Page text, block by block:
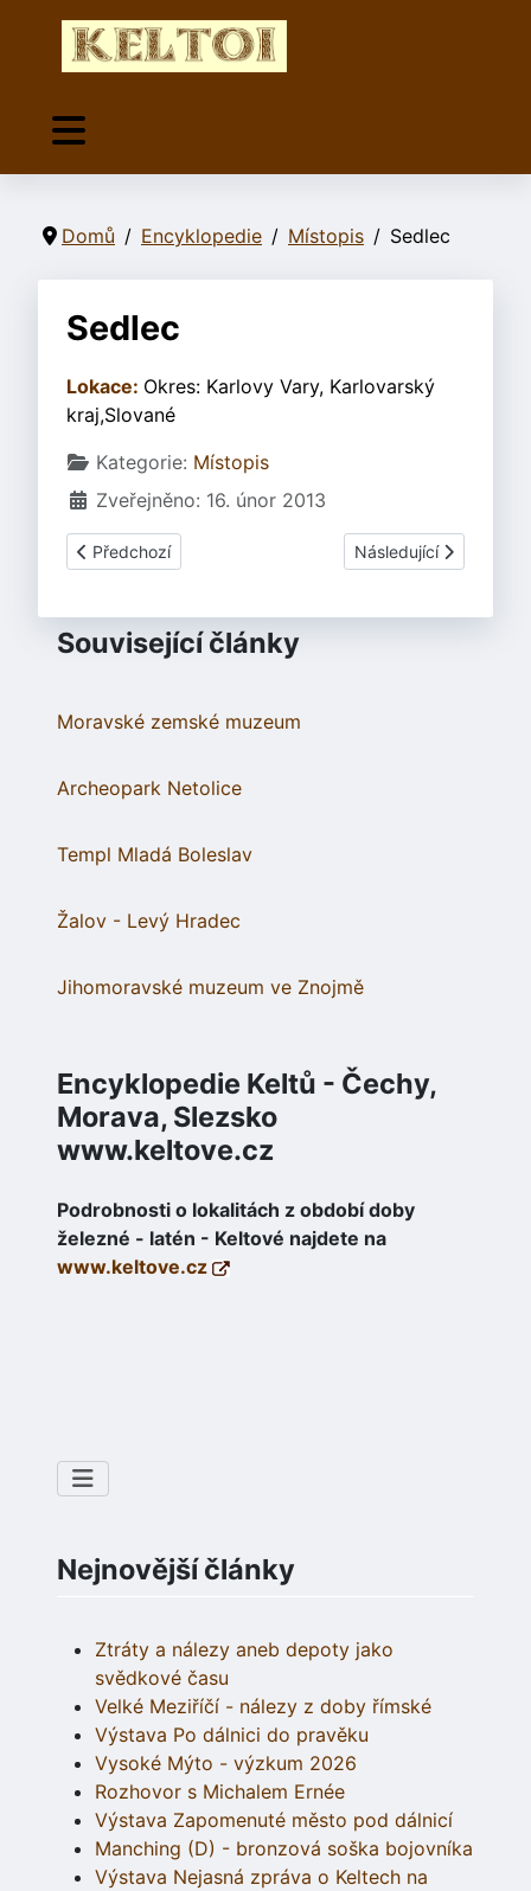
Domů Encyklopedie Místopis Sedlec
Sedlec
Lokace: Okres: Karlovy Vary, Karlovarský
kraj,Slované
Základní údaje
Kategorie: Místopis
Zveřejněno: 16. únor 2013
Předchozí článek: Sedlec
Předchozí Další článek: Sedlec
Následující
Související články
Moravské zemské muzeum
Archeopark Netolice
Templ Mladá Boleslav
Žalov - Levý Hradec
Jihomoravské muzeum ve Znojmě
Encyklopedie Keltů - Čechy,
Morava, Slezsko
www.keltove.cz
Podrobnosti o lokalitách z období doby
železné - latén - Keltové najdete na
www.keltove.cz
Nejnovější články
Ztráty a nálezy aneb depoty jako
svědkové času
Velké Meziříčí - nálezy z doby římské
Výstava Po dálnici do pravěku
Vysoké Mýto - výzkum 2026
Rozhovor s Michalem Ernée
Výstava Zapomenuté město pod dálnicí
Manching (D) - bronzová soška bojovníka
Výstava Nejasná zpráva o Keltech na